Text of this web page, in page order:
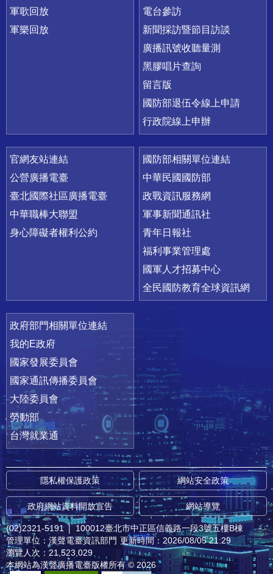
軍歌回放
軍樂回放
電台參訪
新聞採訪暨節目訪談
廣播訊號收聽量測
黑膠唱片查詢
留言版
國防部退伍令線上申請
行政院線上申辦
官網友站連結
公營廣播電臺
臺北國際社區廣播電臺
中華職棒大聯盟
身心障礙者權利公約
國防部相關單位連結
中華民國國防部
政戰資訊服務網
軍事新聞通訊社
青年日報社
福利事業管理處
國軍人才招募中心
全民國防教育全球資訊網
政府部門相關單位連結
我的E政府
國家發展委員會
國家通訊傳播委員會
大陸委員會
勞動部
台灣就業通
隱私權保護政策 網站安全政策
政府網站資料開放宣告 網站導覽
(02)2321-5191 │ 100012臺北市中正區信義路一段3號五樓B棟
管理單位：漢聲電臺資訊部門 更新時間：2026/08/05 21:29
瀏覽人次：21,523,029
本網站為漢聲廣播電臺版權所有 © 2026